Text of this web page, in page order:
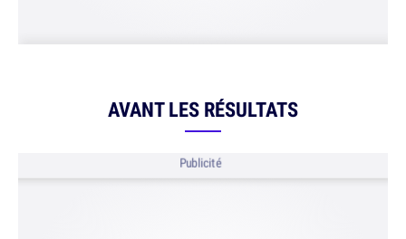
AVANT LES RÉSULTATS
Publicité